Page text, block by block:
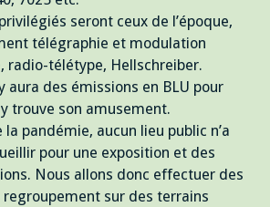
seront ceux de l’époque,
télégraphie et modulation
radio-télétype, Hellschreiber.
aura des émissions en BLU pour
trouve son amusement.
la pandémie, aucun lieu public n’a
pour une exposition et des
Nous allons donc effectuer des
regroupement sur des terrains